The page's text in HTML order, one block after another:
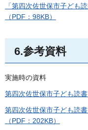
「第四次佐世保市子ども
（PDF：98KB）
6.参考資料
実施時の資料
第四次佐世保市子ども読
第四次佐世保市子ども読
（PDF：202KB）